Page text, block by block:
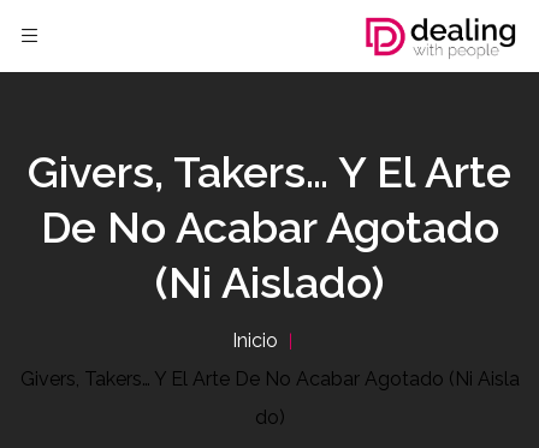
Givers, Takers… Y El Arte
De No Acabar Agotado
(ni Aislado)
Inicio
Givers, Takers… Y El Arte De No Acabar Agotado (ni Aisla
Do)